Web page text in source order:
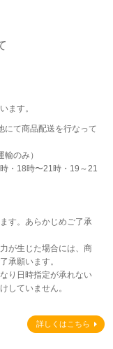
ます。
にて商品配送を行なって
のみ）
・18時〜21時・19～21
す。あらかじめご了承
が生じた場合には、商
承願います。
り日時指定が承れない
していません。
詳しくはこちら